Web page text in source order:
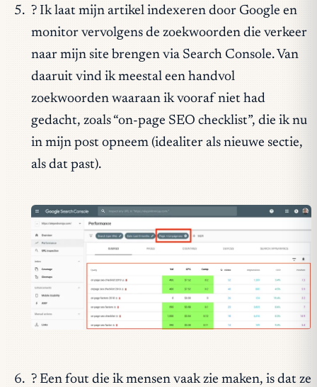
? Ik laat mijn artikel indexeren door Google en
monitor vervolgens de zoekwoorden die verkeer
naar mijn site brengen via Search Console. Van
daaruit vind ik meestal een handvol
zoekwoorden waaraan ik vooraf niet had
gedacht, zoals “on-page SEO checklist”, die ik nu
in mijn post opneem (idealiter als nieuwe sectie,
als dat past).
? Een fout die ik mensen vaak zie maken, is dat ze